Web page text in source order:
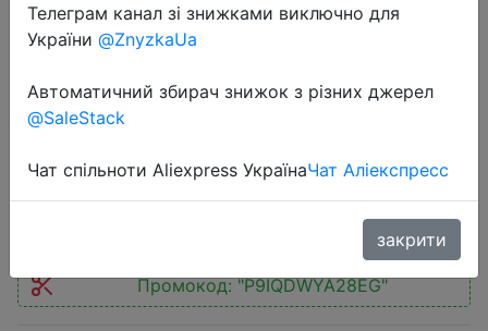
Aweful strap For Apple watch band
series 8 7 ultra 49 45 41mm smart
watch 44 40 42 38mm iWatch serie
6 se 5 4 3 2 1 accessories
$0.99
Промокод:"P9IQDWYA28EG"
Телеграм канал зі знижками виключно для
України @ZnyzkaUa
Автоматичний збирач знижок з різних джерел
@SaleStack
Чат спільноти Aliexpress УкраїнаЧат Аліекспресс
закрити